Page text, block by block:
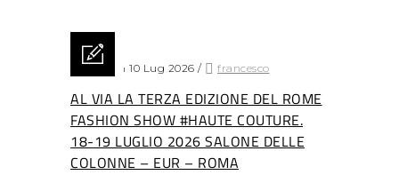
Posted on 10 Lug 2026 / francesco
AL VIA LA TERZA EDIZIONE DEL ROME
FASHION SHOW #HAUTE COUTURE.
18-19 LUGLIO 2026 SALONE DELLE
COLONNE – EUR – ROMA